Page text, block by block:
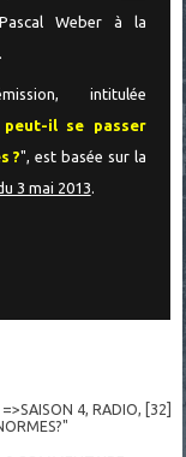
Weber à la
intitulée
peut-il se passer
?", est basée sur la
3 mai 2013.
=>SAISON 4, RADIO
[32]